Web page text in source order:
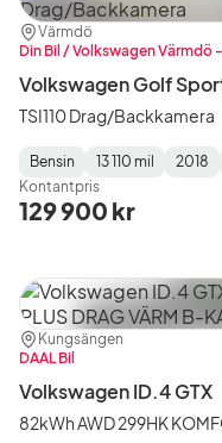
Plats:
Värmdö
Återförsäljare:
Din Bil / Volkswagen Värmdö
Volkswagen Golf
TSI110 Drag/Backkamera
Fuel
Type:
Bensin
Mätarställning:
13 110 mil
Model
Year:
2018
Gearbox
Type:
Kontantpris
129 900 kr
Plats:
Kungsängen
Återförsäljare:
DAAL Bil
Volkswagen ID.4 GTX
82kWh AWD 299HK